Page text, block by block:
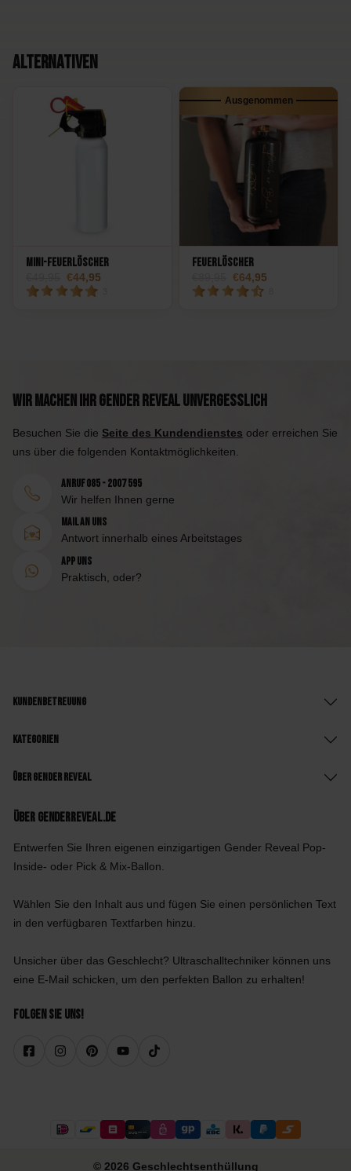
Alternativen
Mini-Feuerlöscher
44,95
Ausgenommen
Feuerlöscher
64,95
Wir machen Ihr Gender Reveal unvergesslich
Besuchen Sie die Seite des Kundendienstes oder erreichen Sie
uns über die folgenden Kontaktmöglichkeiten.
Anruf 085 - 2007 595
Wir helfen Ihnen gerne
Mail an uns
Antwort innerhalb eines Arbeitstages
App uns
Praktisch, oder?
Kundenbetreuung
Kategorien
Über Gender Reveal
Über GenderReveal.de
Entwerfen Sie Ihren eigenen einzigartigen Gender Reveal Pop-
Inside- oder Pick & Mix-Ballon.
Wählen Sie den Inhalt aus und fügen Sie einen persönlichen Text
in den verfügbaren Textfarben hinzu.
Unsicher über das Geschlecht? Ultraschalltechniker können uns
eine E-Mail schicken, um den perfekten Ballon zu erhalten!
Folgen Sie uns!
© 2026 Geschlechtsenthüllung